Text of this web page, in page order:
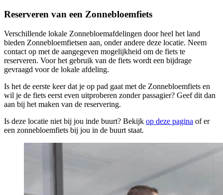
Reserveren van een Zonnebloemfiets
Verschillende lokale Zonnebloemafdelingen door heel het land
bieden Zonnebloemfietsen aan, onder andere deze locatie. Neem
contact op met de aangegeven mogelijkheid om de fiets te
reserveren. Voor het gebruik van de fiets wordt een bijdrage
gevraagd voor de lokale afdeling.
Is het de eerste keer dat je op pad gaat met de Zonnebloemfiets en
wil je de fiets eerst even uitproberen zonder passagier? Geef dit dan
aan bij het maken van de reservering.
Is deze locatie niet bij jou inde buurt? Bekijk op deze pagina of er
een zonnebloemfiets bij jou in de buurt staat.